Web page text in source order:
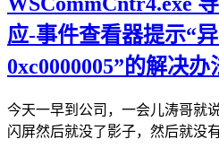
应-事件查看器提示“
0xc0000005”的解决办
今天一早到公司，一会儿涛哥就
闪屏然后就没了影子，然后就没